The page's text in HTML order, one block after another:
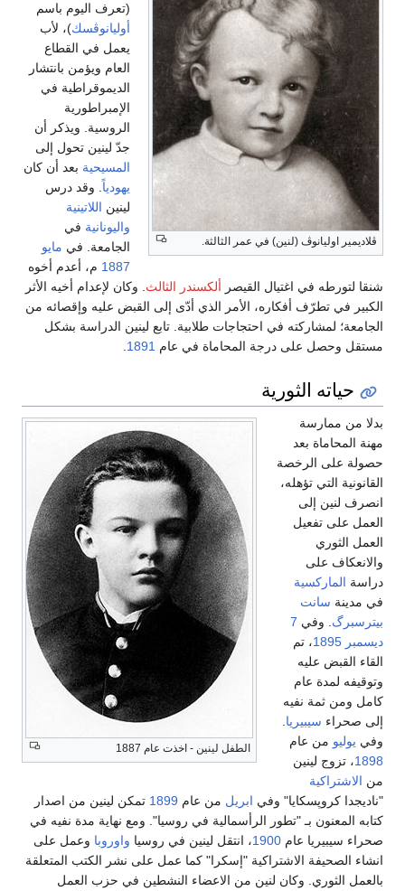
ڤلاديمير اوليانوڤ (لنين) في عمر الثالثة.
(تعرف اليوم باسم
أوليانوڤسك)، لأب
يعمل في القطاع
العام ويؤمن بانتشار
الديموقراطية في
الإمبراطورية
الروسية. ويذكر أن
جدّ لينين تحول إلى
المسيحية بعد أن كان
يهودياً. وقد درس
لينين اللاتينية
واليونانية في
الجامعة. في مايو
1887 م، أعدم أخوه
شنقا لتورطه في اغتيال القيصر ألكسندر الثالث. وكان لإعدام أخيه الأثر
الكبير في تطرّف أفكاره، الأمر الذي أدّى إلى القبض عليه وإقصائه من
الجامعة؛ لمشاركته في احتجاجات طلابية. تابع لينين الدراسة بشكل
مستقل وحصل على درجة المحاماة في عام 1891
.
حياته الثورية
الطفل لينين - اخذت عام 1887
بدلا من ممارسة
مهنة المحاماة بعد
حصولة على الرخصة
القانونية التي تؤهله،
انصرف لنين إلى
العمل على تفعيل
العمل الثوري
والانعكاف على
دراسة الماركسية
في مدينة سانت
بيترسبرگ . وفي 7
ديسمبر 1895، تم
القاء القبض عليه
وتوقيفه لمدة عام
كامل ومن ثمة نفيه
إلى صحراء سيبيريا
وفي يوليو من عام
1898، تزوج لينين
من الاشتراكية
"ناديجدا كروپسكايا" وفي ابريل من عام 1899 تمكن لينين من اصدار
كتابه المعنون بـ "تطور الرأسمالية في روسيا". ومع نهاية مدة نفيه في
صحراء سيبيريا عام 1900، انتقل لينين في روسيا واوروبا وعمل على
انشاء الصحيفة الاشتراكية "إسكرا" كما عمل على نشر الكتب المتعلقة
بالعمل الثوري. وكان لنين من الاعضاء النشطين في حزب العمل